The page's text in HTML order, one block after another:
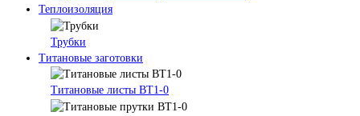
Теплоизоляция
Трубки
Титановые заготовки
Титановые листы ВТ1-0